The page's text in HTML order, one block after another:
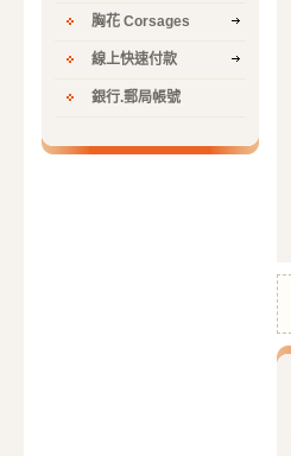
胸花 Corsages
線上快速付款
銀行.郵局帳號